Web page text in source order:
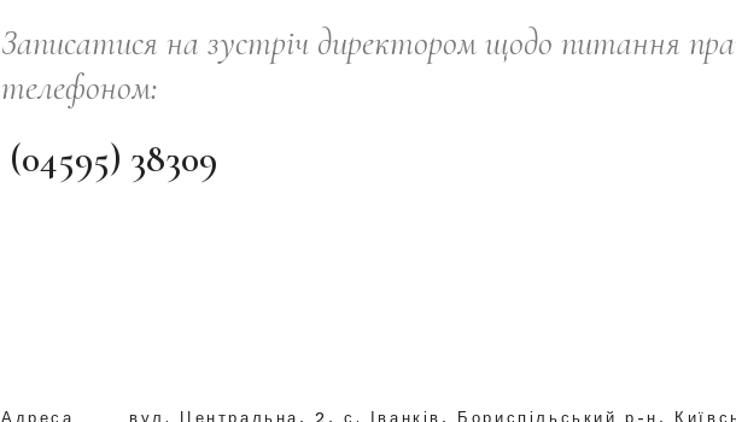
Записатися на зустріч директором щодо питання
телефоном:
(04595) 38309
Адреса вул. Центральна, 2, с. Іванків, Бориспільський р-н,